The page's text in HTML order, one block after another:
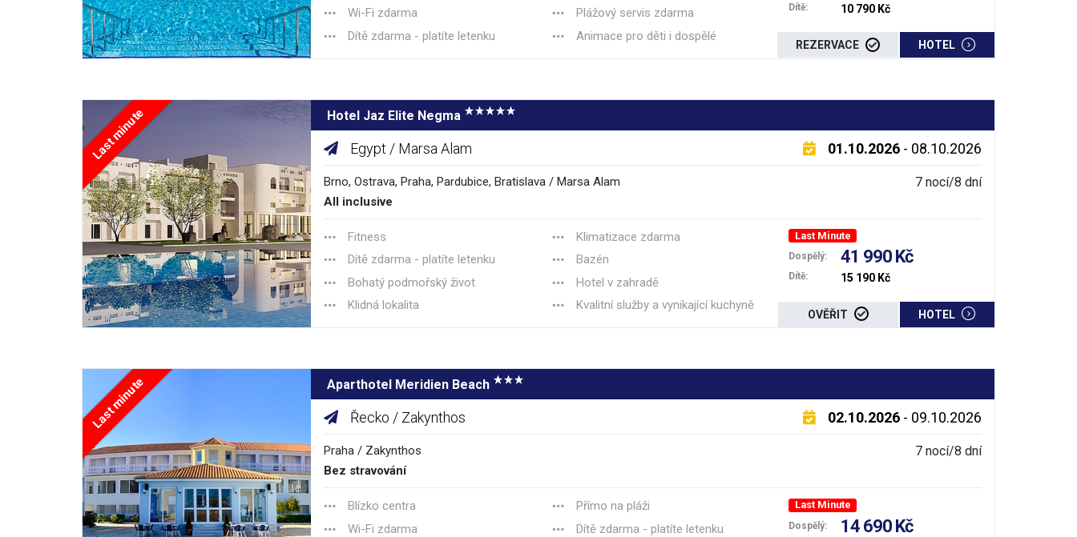
Wi-Fi zdarma
Plážový servis zdarma
Dítě zdarma - platíte letenku
Animace pro děti i dospělé
Dítě: 10 790 Kč
REZERVACE HOTEL
Last minute Hotel Jaz Elite Negma
Egypt / Marsa Alam 01.10.2026 - 08.10.2026
7 nocí/8 dní
Brno, Ostrava, Praha, Pardubice, Bratislava / Marsa Alam
All inclusive
Fitness
Klimatizace zdarma
Dítě zdarma - platíte letenku
Bazén
Bohatý podmořský život
Hotel v zahradě
Klidná lokalita
Kvalitní služby a vynikající kuchyně
Last Minute
Dospělý: 41 990 Kč
Dítě: 15 190 Kč
OVĚŘIT HOTEL
Last minute Aparthotel Meridien Beach
Řecko / Zakynthos 02.10.2026 - 09.10.2026
7 nocí/8 dní
Praha / Zakynthos
Bez stravování
Blízko centra
Přímo na pláži
Wi-Fi zdarma
Dítě zdarma - platíte letenku
Last Minute
Dospělý: 14 690 Kč